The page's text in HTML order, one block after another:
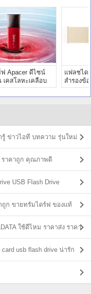
Apacer ดีไซน์
เคสโลหะเคลือบ
อบโปร่งแสง
แฟลชได
สำรองข้
บางพิเศษ
รู้ ข่าวไอที บทความ รุ่นใหม่
ราคาถูก คุณภาพดี
USB Flash Drive
ถูก ขายทรัมไดร์ฟ ของแท้
ใช้ดีไหม ราคาส่ง ราคา
usb flash drive น่ารัก